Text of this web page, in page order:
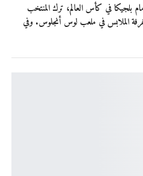
إيران بدون أهداف (0-0) أمام بلجيكا في كأس العالم، ترك المنتخب
الملابس في ملعب لوس أنجلوس. وفي